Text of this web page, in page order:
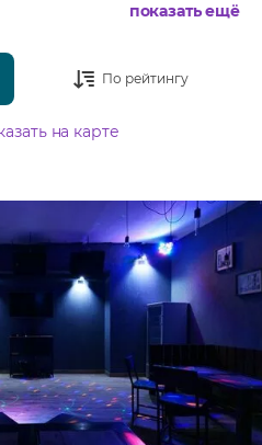
взрослые обсуждают
свой уголок счастья.
15 лофтов у метро
с фотографиями,
4.99 из 5 и стоимостью
показать ещё
По рейтингу
на карте